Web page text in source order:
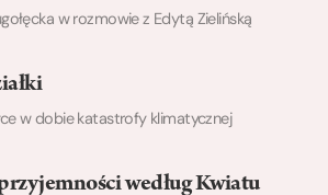
w rozmowie z Edytą Zielińską
w dobie katastrofy klimatycznej
według Kwiatu